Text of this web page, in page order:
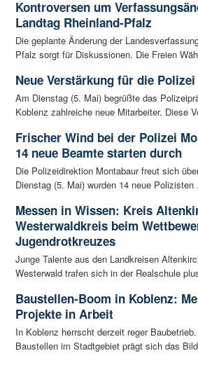
Kontroversen um
Landtag Rheinland-Pfalz
Die geplante Änderung der
Pfalz sorgt für Diskussionen. Die Freien
Neue Verstärkung für die
Am Dienstag (5. Mai) begrüßte das
Koblenz zahlreiche neue Mitarbeiter. Diese
Frischer Wind bei der Polizei
14 neue Beamte starten durch
Die Polizeidirektion Montabaur freut sich
Dienstag (5. Mai) wurden 14 neue Polizisten
Messen in Wissen: Kreis
Westerwaldkreis beim
Jugendrotkreuzes
Junge Talente aus den Landkreisen
Westerwald trafen sich in der Realschule
Baustellen-Boom in Koblenz:
Projekte in Arbeit
In Koblenz herrscht derzeit reger
Baustellen im Stadtgebiet prägt sich das